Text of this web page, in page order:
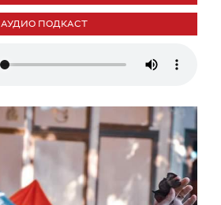
АУДИО ПОДКАСТ